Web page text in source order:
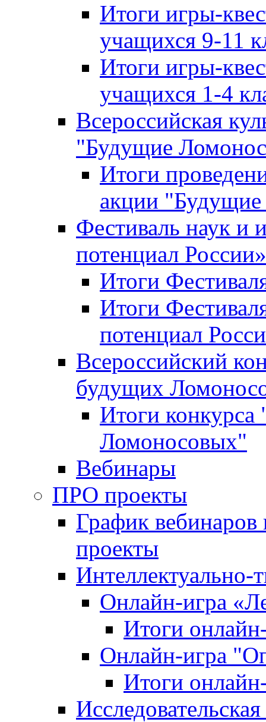
Итоги игры-
учащихся 9-11
Итоги игры-
учащихся 1-4
Всероссийская
"Будущие
Итоги
акции
Фестиваль наук и
потенциал России»
Итоги
Итоги
потенциал
Всероссийский
будущих
Итоги
Ломоносовых"
Вебинары
ПРО проекты
График
проекты
Интеллектуально-
Онлайн-игра
Итоги
Онлайн-игра
Итоги